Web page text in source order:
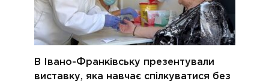
В Івано-Франківську презентували
виставку, яка навчає спілкуватися без